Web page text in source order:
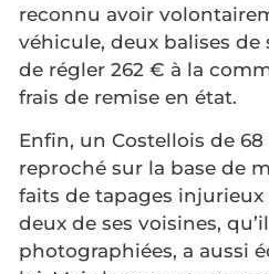
reconnu avoir
véhicule, deux balises
de régler 262 € à la
frais de remise en état.
Enfin, un Costellois de
reproché sur la base de
faits de tapages
deux de ses voisines,
photographiées, a aussi